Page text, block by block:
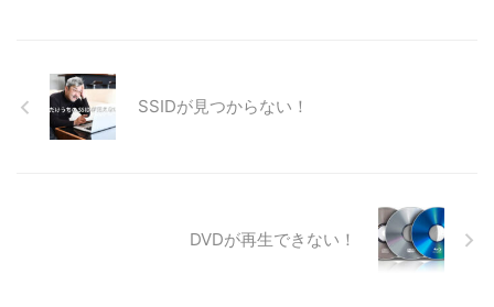
SSIDが見つからない！
DVDが再生できない！